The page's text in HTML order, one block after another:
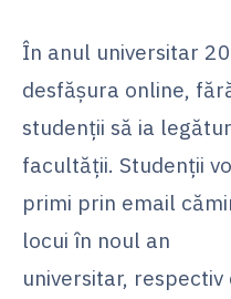
În anul universitar
desfășura online,
studenții să ia
facultății. Studenții
primi prin email
locui în noul an
universitar,